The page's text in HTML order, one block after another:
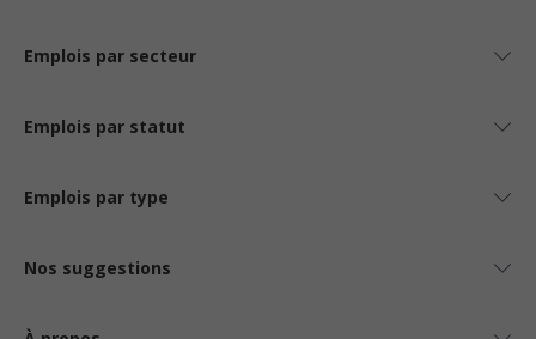
Emplois par secteur
Emplois par statut
Emplois par type
Nos suggestions